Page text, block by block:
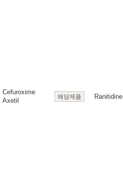
Cefuroxime
Axetil
해당제품 Ranitidine